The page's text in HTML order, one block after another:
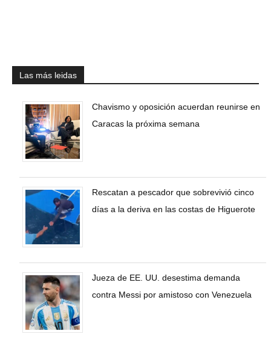
Las más leidas
Chavismo y oposición acuerdan reunirse en
Caracas la próxima semana
Rescatan a pescador que sobrevivió cinco
días a la deriva en las costas de Higuerote
Jueza de EE. UU. desestima demanda
contra Messi por amistoso con Venezuela